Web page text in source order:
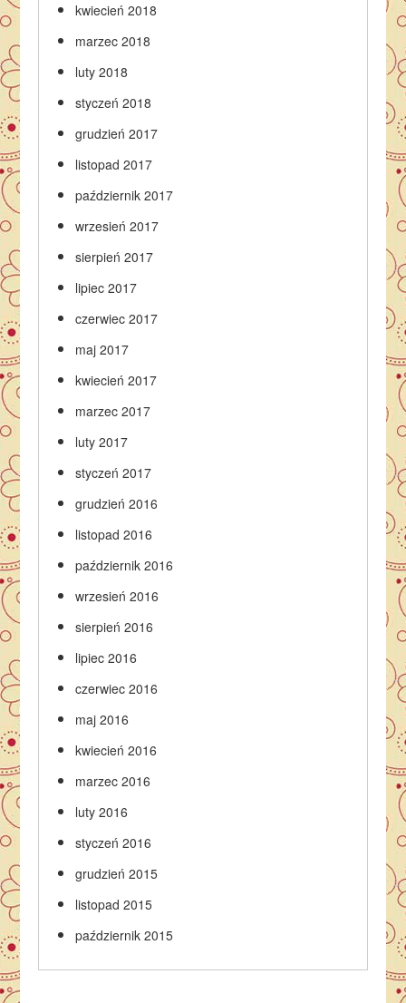
kwiecień 2018
marzec 2018
luty 2018
styczeń 2018
grudzień 2017
listopad 2017
październik 2017
wrzesień 2017
sierpień 2017
lipiec 2017
czerwiec 2017
maj 2017
kwiecień 2017
marzec 2017
luty 2017
styczeń 2017
grudzień 2016
listopad 2016
październik 2016
wrzesień 2016
sierpień 2016
lipiec 2016
czerwiec 2016
maj 2016
kwiecień 2016
marzec 2016
luty 2016
styczeń 2016
grudzień 2015
listopad 2015
październik 2015